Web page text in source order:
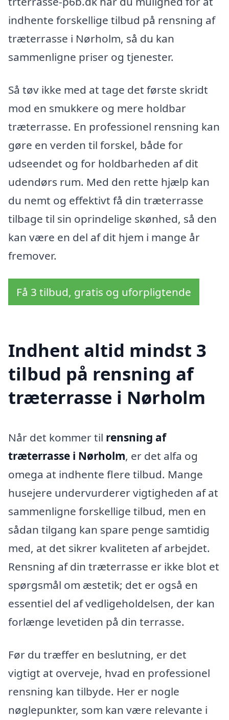
indhente forskellige tilbud på rensning af
træterrasse i Nørholm, så du kan
sammenligne priser og tjenester.
Så tøv ikke med at tage det første skridt
mod en smukkere og mere holdbar
træterrasse. En professionel rensning kan
gøre en verden til forskel, både for
udseendet og for holdbarheden af dit
udendørs rum. Med den rette hjælp kan
du nemt og effektivt få din træterrasse
tilbage til sin oprindelige skønhed, så den
kan være en del af dit hjem i mange år
fremover.
Få 3 tilbud, gratis og uforpligtende
Indhent altid mindst 3
tilbud på rensning af
træterrasse i Nørholm
Når det kommer til rensning af
træterrasse i Nørholm, er det alfa og
omega at indhente flere tilbud. Mange
husejere undervurderer vigtigheden af at
sammenligne forskellige tilbud, men en
sådan tilgang kan spare penge samtidig
med, at det sikrer kvaliteten af arbejdet.
Rensning af din træterrasse er ikke blot et
spørgsmål om æstetik; det er også en
essentiel del af vedligeholdelsen, der kan
forlænge levetiden på din terrasse.
Før du træffer en beslutning, er det
vigtigt at overveje, hvad en professionel
rensning kan tilbyde. Her er nogle
nøglepunkter, som kan være relevante i